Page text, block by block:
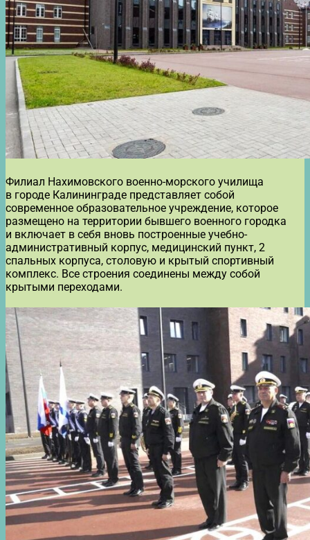
Филиал Нахимовского военно-морского училища
в городе Калининграде представляет собой
современное образовательное учреждение, которое
размещено на территории бывшего военного городка
и включает в себя вновь построенные учебно-
административный корпус, медицинский пункт, 2
спальных корпуса, столовую и крытый спортивный
комплекс. Все строения соединены между собой
крытыми переходами.